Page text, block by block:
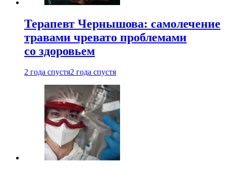
Терапевт Чернышова: самолечение
травами чревато проблемами
со здоровьем
2 года спустя2 года спустя